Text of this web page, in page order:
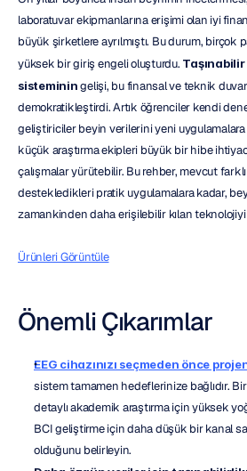
laboratuvar ekipmanlarına erişimi olan iyi
büyük şirketlere ayrılmıştı. Bu durum, birçok
yüksek bir giriş engeli oluşturdu. Taşınabilir
sisteminin gelişi, bu finansal ve teknik
demokratikleştirdi. Artık öğrenciler kendi
geliştiriciler beyin verilerini yeni
küçük araştırma ekipleri büyük bir hibe
çalışmalar yürütebilir. Bu rehber, mevcut
destekledikleri pratik uygulamalara kadar,
zamankinden daha erişilebilir kılan
Ürünleri Görüntüle
Önemli Çıkarımlar
EEG cihazınızı seçmeden önce
sistem tamamen hedeflerinize bağlıdır.
detaylı akademik araştırma için yüksek
BCI geliştirme için daha düşük bir kanal
olduğunu belirleyin.